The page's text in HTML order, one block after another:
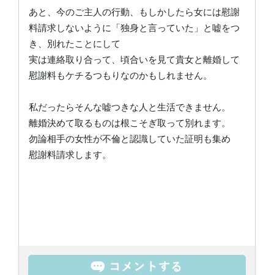
あと、今のご主人の行動、もしかしたら女には慰謝
料請求しないように「独身と言っていた」と嘘をつ
き、別れたことにして
実は連絡取り合って、頃合いを見て貴女と離婚して
慰謝料もケチるつもりなのかもしれません。
私だったらそんな嘘つきな人と生活できません。
離婚決めて取るものは根こそぎ取って別れます。
勿論相手の女性が不倫と認識していた証明も集め
慰謝料請求します。